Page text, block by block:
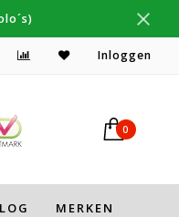
Desoto Inloggen
0
MERKEN